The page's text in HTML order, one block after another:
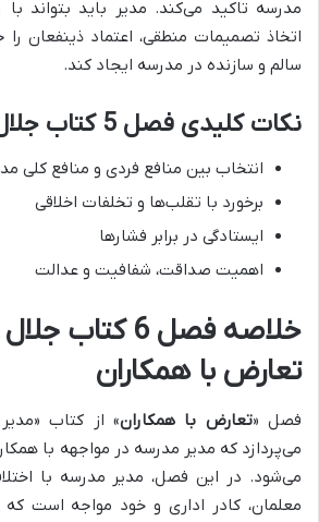
مدرسه تاکید می‌کند. مدیر باید بتواند
اتخاذ تصمیمات منطقی، اعتماد ذینفعان
سالم و سازنده در مدرسه ایجاد کند.
نکات کلیدی فصل 5 کتاب جلال آل احمد:
انتخاب بین منافع فردی و منافع کلی
برخورد با تقلب‌ها و تخلفات اخلاقی
ایستادگی در برابر فشارها
اهمیت صداقت، شفافیت و عدالت
خلاصه فصل 6
تعارض با همکاران
فصل «تعارض با همکاران» از کتاب
می‌پردازد که مدیر مدرسه در مواجهه با
می‌شود. در این فصل، مدیر مدرسه با
معلمان، کادر اداری و خود مواجه است که